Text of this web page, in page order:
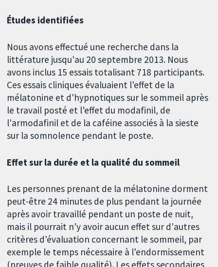
Études identifiées
Nous avons effectué une recherche dans la
littérature jusqu'au 20 septembre 2013. Nous
avons inclus 15 essais totalisant 718 participants.
Ces essais cliniques évaluaient l'effet de la
mélatonine et d'hypnotiques sur le sommeil après
le travail posté et l'effet du modafinil, de
l'armodafinil et de la caféine associés à la sieste
sur la somnolence pendant le poste.
Effet sur la durée et la qualité du sommeil
Les personnes prenant de la mélatonine dorment
peut-être 24 minutes de plus pendant la journée
après avoir travaillé pendant un poste de nuit,
mais il pourrait n'y avoir aucun effet sur d'autres
critères d'évaluation concernant le sommeil, par
exemple le temps nécessaire à l'endormissement